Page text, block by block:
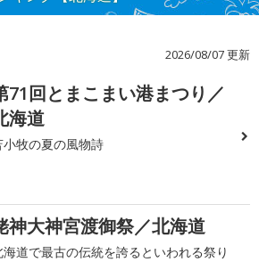
2026/08/07 更新
71回とまこまい港まつり／
海道
小牧の夏の風物詩
神大神宮渡御祭／北海道
海道で最古の伝統を誇るといわれる祭り